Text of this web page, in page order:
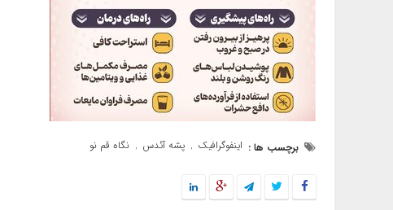
برچسب ها : اینفوگرافیک , پشه آئدس , نگاه قم نو